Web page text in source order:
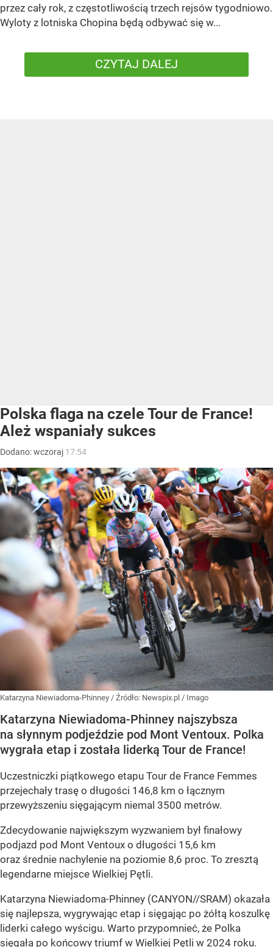
przez cały rok, z częstotliwością trzech rejsów tygodniowo.
Wyloty z lotniska Chopina będą odbywać się w...
CZYTAJ DALEJ
Polska flaga na czele Tour de France!
Ależ wspaniały sukces
Dodano:wczoraj 17:54
Katarzyna Niewiadoma-Phinney / Źródło: Newspix.pl / Imago
Katarzyna Niewiadoma-Phinney najszybsza
na słynnym podjeździe pod Mont Ventoux. Polka
wygrała etap i została liderką Tour de France!
Uczestniczki piątkowego etapu Tour de France Femmes
przejechały trasę o długości 146,8 km o łącznym
przewyższeniu sięgającym niemal 3500 metrów.
Zdecydowanie największym wyzwaniem był finałowy
podjazd pod Mont Ventoux o długości 15,6 km
oraz średnie nachylenie na poziomie 8,6 proc. To zresztą
legendarne miejsce Wielkiej Pętli.
Katarzyna Niewiadoma-Phinney (CANYON//SRAM) okazała
się najlepsza, wygrywając etap i sięgając po żółtą koszulkę
liderki całego wyścigu. Warto przypomnieć, że Polka
sięgała po końcowy triumf w Wielkiej Pętli w 2024 roku.